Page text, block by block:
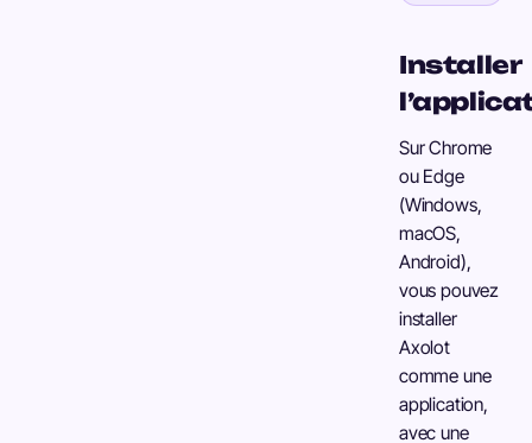
Installer
Sur Chrome
ou Edge
(Windows,
macOS,
Android),
vous pouvez
installer
Axolot
comme une
application,
avec une